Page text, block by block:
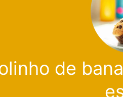
de